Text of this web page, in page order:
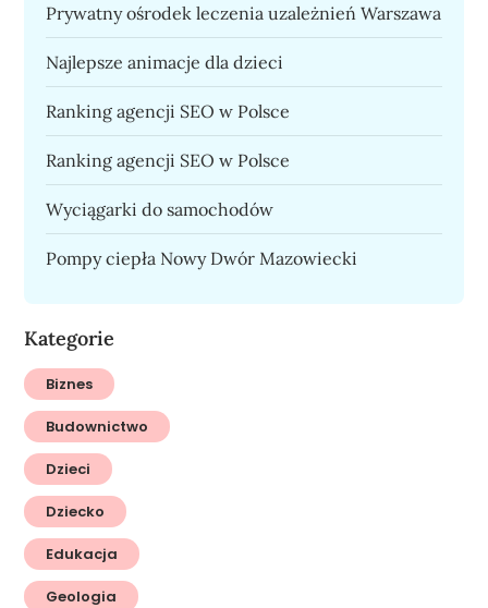
Prywatny ośrodek leczenia uzależnień Warszawa
Najlepsze animacje dla dzieci
Ranking agencji SEO w Polsce
Ranking agencji SEO w Polsce
Wyciągarki do samochodów
Pompy ciepła Nowy Dwór Mazowiecki
Kategorie
Biznes
Budownictwo
Dzieci
Dziecko
Edukacja
Geologia